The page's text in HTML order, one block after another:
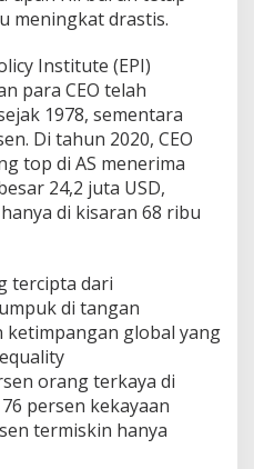
meningkat drastis.
Institute (EPI)
para CEO telah
1978, sementara
Di tahun 2020, CEO
top di AS menerima
24,2 juta USD,
di kisaran 68 ribu
tercipta dari
di tangan
global yang
orang terkaya di
persen kekayaan
termiskin hanya